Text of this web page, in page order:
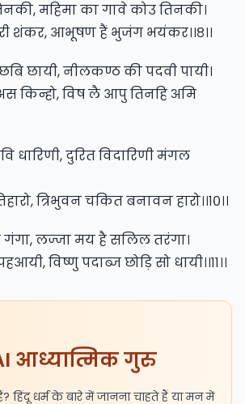
महिमा का गावे कोउ तिनकी।
शंकर, आभूषण हैं भुजंग भयंकर।।८।।
छायी, नीलकण्ठ की पदवी पायी।
किन्हो, विष लै आपु तिनहि अमि
धारिणी, दुरित विदारिणी मंगल
त्रिभुवन चकित बनावन हारो।।१०।।
गंगा, लज्जा मय है सलिल तरंगा।
विष्णु पदाब्ज छोड़ि सो धायी।।११।।
आध्यात्मिक गुरु
हिंदू धर्म के बारे में जानना चाहते हैं या मन में